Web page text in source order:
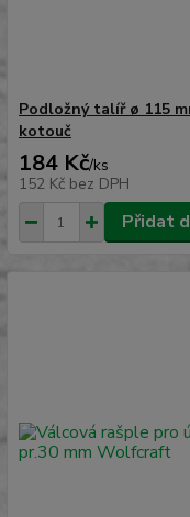
Podložný talíř ø 115
kotouč
184 Kč/ks
152 Kč bez DPH
Přidat